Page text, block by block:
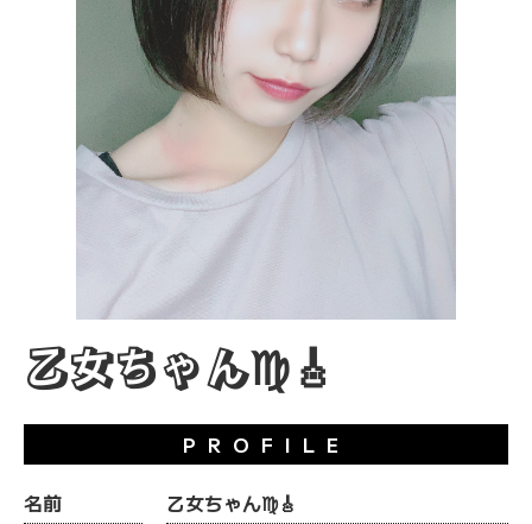
乙女ちゃん♍️🎸
名前
乙女ちゃん♍️🎸
PROFILE